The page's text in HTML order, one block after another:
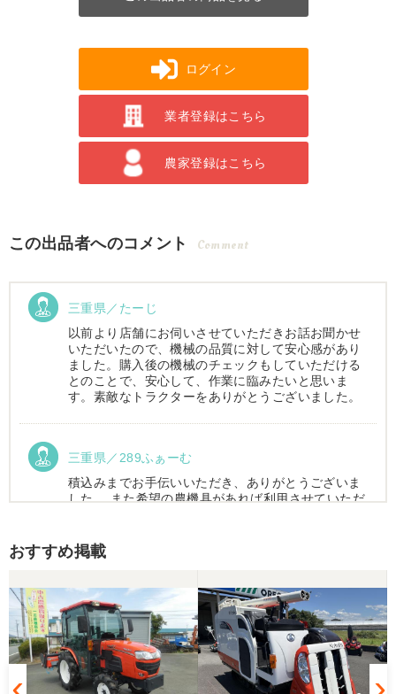
ログイン
業者登録はこちら
農家登録はこちら
この出品者へのコメント Comment
三重県／たーじ
以前より店舗にお伺いさせていただきお話お聞かせ
いただいたので、機械の品質に対して安心感があり
ました。購入後の機械のチェックもしていただける
とのことで、安心して、作業に臨みたいと思いま
す。素敵なトラクターをありがとうございました。
三重県／289ふぁーむ
積込みまでお手伝いいただき、ありがとうございま
した。 また希望の農機具があれば利用させていただ
この度はお世話になりました。また、機会があれば
よろしくお願いします。
三重県／ユウスケ
おすすめ掲載